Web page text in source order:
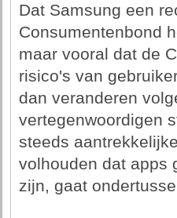
Dat Samsung een
Consumentenbond
maar vooral dat de
risico's van
dan veranderen
vertegenwoordigen
steeds
volhouden dat apps
zijn, gaat